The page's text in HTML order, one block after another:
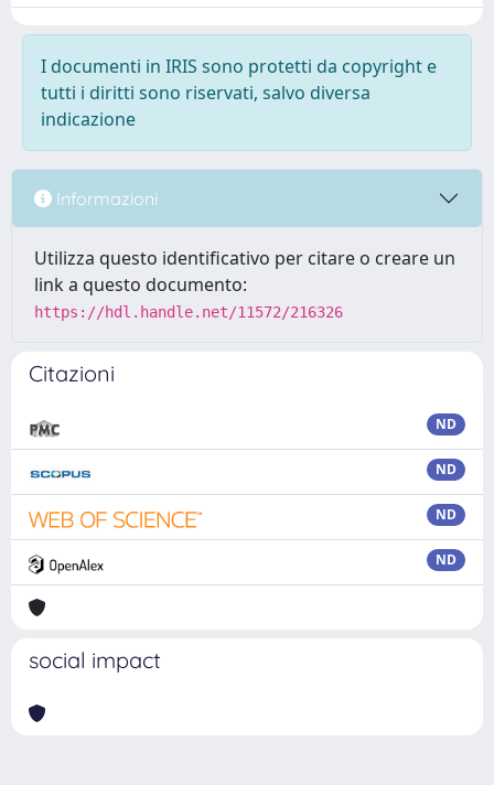
I documenti in IRIS sono protetti da copyright e
tutti i diritti sono riservati, salvo diversa
indicazione
Informazioni
Utilizza questo identificativo per citare o creare un
link a questo documento:
https://hdl.handle.net/11572/216326
Citazioni
ND
ND
ND
ND
social impact